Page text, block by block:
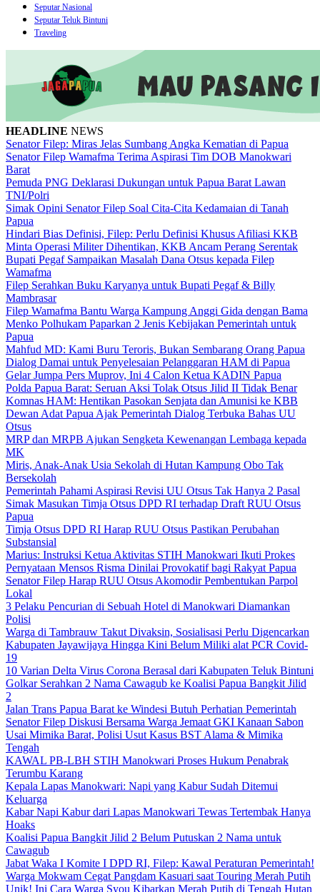
Seputar Nasional
Seputar Teluk Bintuni
Traveling
HEADLINE NEWS
Senator Filep: Miras Jelas Sumbang Angka Kematian di Papua
Senator Filep Wamafma Terima Aspirasi Tim DOB Manokwari
Barat
Pemuda PNG Deklarasi Dukungan untuk Papua Barat Lawan
TNI/Polri
Simak Opini Senator Filep Soal Cita-Cita Kedamaian di Tanah
Papua
Hindari Bias Definisi, Filep: Perlu Definisi Khusus Afiliasi KKB
Minta Operasi Militer Dihentikan, KKB Ancam Perang Serentak
Bupati Pegaf Sampaikan Masalah Dana Otsus kepada Filep
Wamafma
Filep Serahkan Buku Karyanya untuk Bupati Pegaf & Billy
Mambrasar
Filep Wamafma Bantu Warga Kampung Anggi Gida dengan Bama
Menko Polhukam Paparkan 2 Jenis Kebijakan Pemerintah untuk
Papua
Mahfud MD: Kami Buru Teroris, Bukan Sembarang Orang Papua
Dialog Damai untuk Penyelesaian Pelanggaran HAM di Papua
Gelar Jumpa Pers Muprov, Ini 4 Calon Ketua KADIN Papua
Polda Papua Barat: Seruan Aksi Tolak Otsus Jilid II Tidak Benar
Komnas HAM: Hentikan Pasokan Senjata dan Amunisi ke KBB
Dewan Adat Papua Ajak Pemerintah Dialog Terbuka Bahas UU
Otsus
MRP dan MRPB Ajukan Sengketa Kewenangan Lembaga kepada
MK
Miris, Anak-Anak Usia Sekolah di Hutan Kampung Obo Tak
Bersekolah
Pemerintah Pahami Aspirasi Revisi UU Otsus Tak Hanya 2 Pasal
Simak Masukan Timja Otsus DPD RI terhadap Draft RUU Otsus
Papua
Timja Otsus DPD RI Harap RUU Otsus Pastikan Perubahan
Substansial
Marius: Instruksi Ketua Aktivitas STIH Manokwari Ikuti Prokes
Pernyataan Mensos Risma Dinilai Provokatif bagi Rakyat Papua
Senator Filep Harap RUU Otsus Akomodir Pembentukan Parpol
Lokal
3 Pelaku Pencurian di Sebuah Hotel di Manokwari Diamankan
Polisi
Warga di Tambrauw Takut Divaksin, Sosialisasi Perlu Digencarkan
Kabupaten Jayawijaya Hingga Kini Belum Miliki alat PCR Covid-
19
10 Varian Delta Virus Corona Berasal dari Kabupaten Teluk Bintuni
Golkar Serahkan 2 Nama Cawagub ke Koalisi Papua Bangkit Jilid
2
Jalan Trans Papua Barat ke Windesi Butuh Perhatian Pemerintah
Senator Filep Diskusi Bersama Warga Jemaat GKI Kanaan Sabon
Usai Mimika Barat, Polisi Usut Kasus BST Alama & Mimika
Tengah
KAWAL PB-LBH STIH Manokwari Proses Hukum Penabrak
Terumbu Karang
Kepala Lapas Manokwari: Napi yang Kabur Sudah Ditemui
Keluarga
Kabar Napi Kabur dari Lapas Manokwari Tewas Tertembak Hanya
Hoaks
Koalisi Papua Bangkit Jilid 2 Belum Putuskan 2 Nama untuk
Cawagub
Jabat Waka I Komite I DPD RI, Filep: Kawal Peraturan Pemerintah!
Warga Mokwam Cegat Pangdam Kasuari saat Touring Merah Putih
Unik! Ini Cara Warga Syou Kibarkan Merah Putih di Tengah Hutan